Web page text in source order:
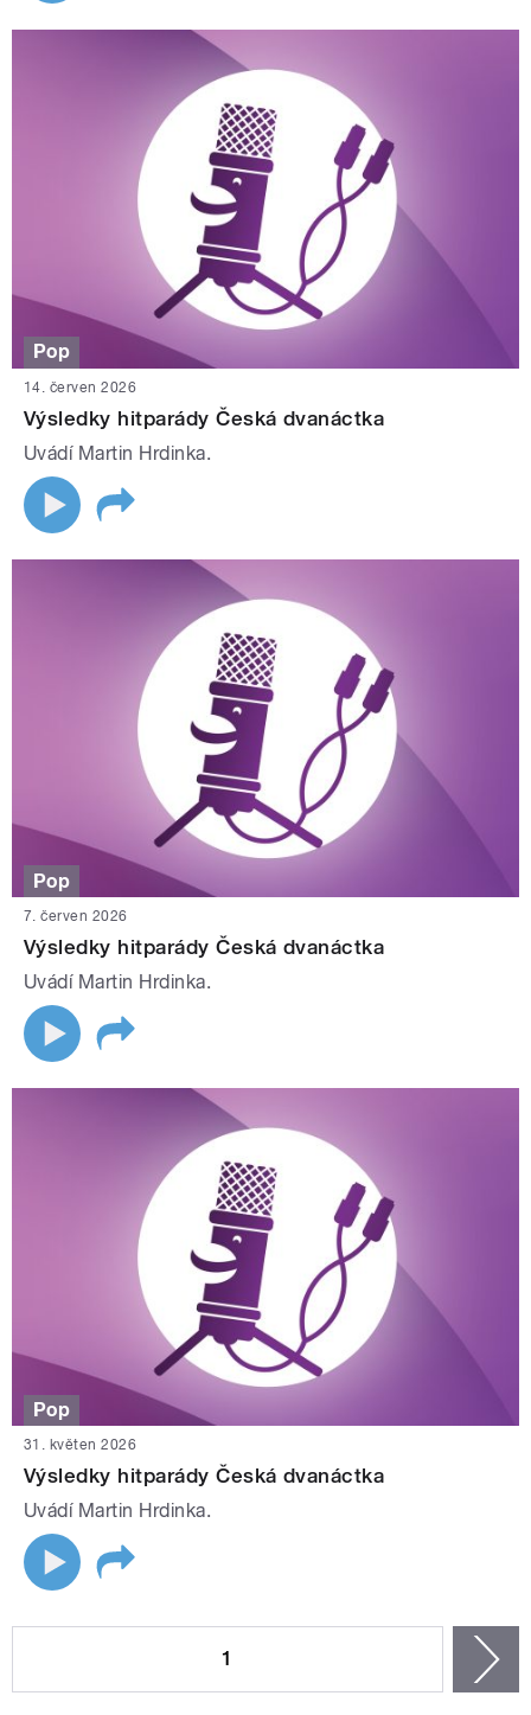
Pop
14. červen 2026
Výsledky hitparády Česká dvanáctka
Uvádí Martin Hrdinka.
Pop
7. červen 2026
Výsledky hitparády Česká dvanáctka
Uvádí Martin Hrdinka.
Pop
31. květen 2026
Výsledky hitparády Česká dvanáctka
Uvádí Martin Hrdinka.
1